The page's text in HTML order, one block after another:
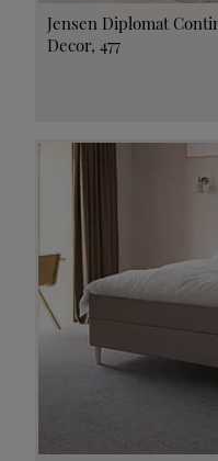
Jensen Diplomat
Decor, 477